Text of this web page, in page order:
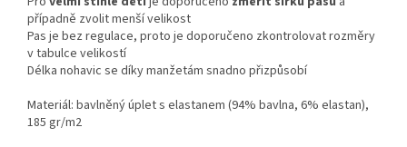
případně zvolit menší velikost
Pas je bez regulace, proto je doporučeno zkontrolovat rozměry
v tabulce velikostí
Délka nohavic se díky manžetám snadno přizpůsobí
Materiál: bavlněný úplet s elastanem (94% bavlna, 6% elastan),
185 gr/m2